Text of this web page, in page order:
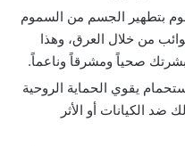
بتطهير الجسم من السموم
من خلال العرق، وهذا
صحياً ومشرقاً وناعماً.
يقوي الحماية الروحية
الكيانات أو الأثر